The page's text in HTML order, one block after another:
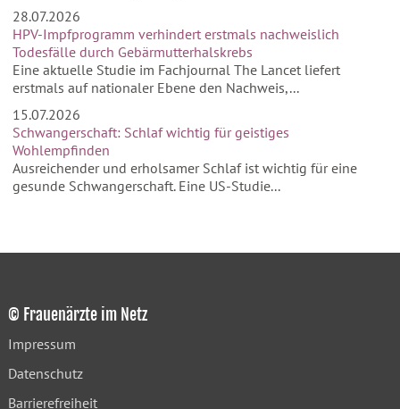
28.07.2026
HPV-Impfprogramm verhindert erstmals nachweislich
Todesfälle durch Gebärmutterhalskrebs
Eine aktuelle Studie im Fachjournal The Lancet liefert
erstmals auf nationaler Ebene den Nachweis,...
15.07.2026
Schwangerschaft: Schlaf wichtig für geistiges
Wohlempfinden
Ausreichender und erholsamer Schlaf ist wichtig für eine
gesunde Schwangerschaft. Eine US-Studie...
© Frauenärzte im Netz
Impressum
Datenschutz
Barrierefreiheit